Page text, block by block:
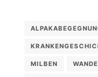
MILBEN